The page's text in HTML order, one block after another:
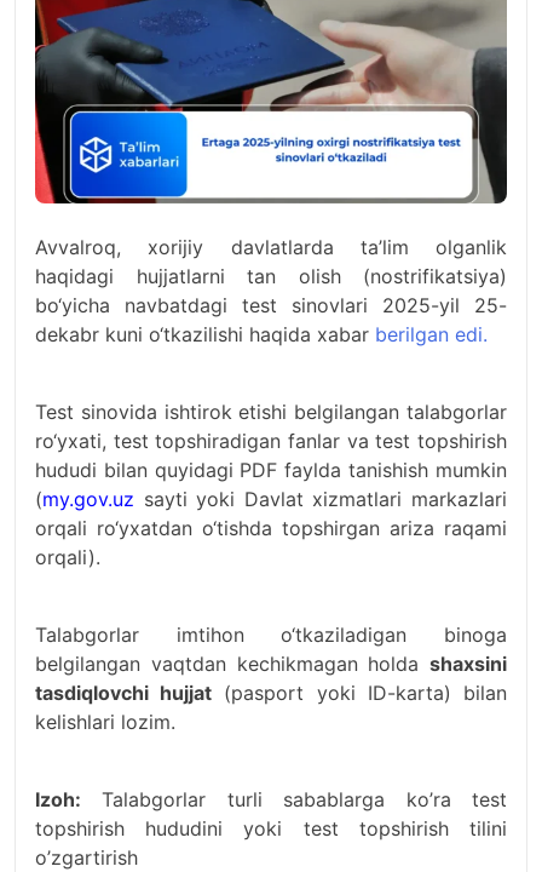
Avvalroq, xorijiy davlatlarda ta’lim olganlik
haqidagi hujjatlarni tan olish (nostrifikatsiya)
bo‘yicha navbatdagi test sinovlari 2025-yil 25-
dekabr kuni o‘tkazilishi haqida xabar berilgan edi.
Test sinovida ishtirok etishi belgilangan talabgorlar
ro‘yxati, test topshiradigan fanlar va test topshirish
hududi bilan quyidagi PDF faylda tanishish mumkin
(my.gov.uz sayti yoki Davlat xizmatlari markazlari
orqali ro‘yxatdan o‘tishda topshirgan ariza raqami
orqali).
Talabgorlar imtihon o‘tkaziladigan binoga
belgilangan vaqtdan kechikmagan holda shaxsini
tasdiqlovchi hujjat (pasport yoki ID-karta) bilan
kelishlari lozim.
Izoh: Talabgorlar turli sabablarga ko’ra test
topshirish hududini yoki test topshirish tilini
o’zgartirish